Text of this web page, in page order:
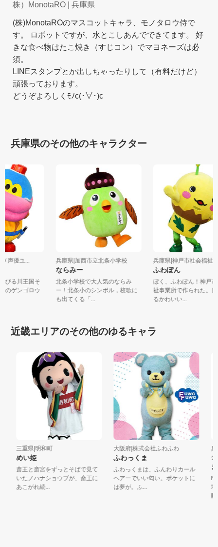
株）MonotaRO | 兵庫県
(株)MonotaROのマスコットキャラ、モノタロウ侍で
す。 ロボットですが、水とこしあんでできてます。 好
きな食べ物はたこ焼き（すじコン）でマヨネーズは必
須。
LINEスタンプとか出しちゃったりして（有料だけど）
頑張っております。
どうぞよろしくﾓﾉc(･∀･)c
兵庫県のその他のキャラクター
メ声優ユ...
ちびる川王国そ
官のゲンゴロウ
兵庫県|加西市立北条小学校
ならみー
北条小学校で大人気のならみ
ー！北条小のシンボル，校歌に
も出てくる「...
兵庫県|神戸市社会福
ふわぽん
ぼく、ふわぽん！神
祉事業所で作られた
るかわいい...
近畿エリアのその他のゆるキャラ
三重県|明和町
めい姫
斎王と斎宮をずっとそばで見て
いたノハナショウブが、斎王に
あこがれ続...
大阪府|株式会社ふわふわ
ふわっくま
ふわっくまは、ふんわりカール
ヘアーでいい匂い。ポケットに
は夢が。ふ...
兵
会
ま
場
藤